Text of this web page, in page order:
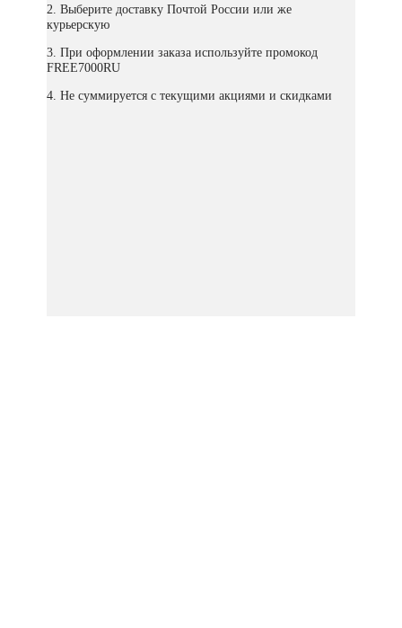
2. Выберите доставку Почтой России или же
курьерскую
3. При оформлении заказа используйте промокод
FREE7000RU
4. Не суммируется с текущими акциями и скидками